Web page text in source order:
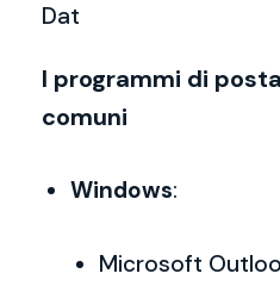
Dat
I programmi di
comuni
Windows:
Microsoft